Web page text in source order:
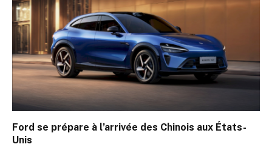
Ford se prépare à l’arrivée des Chinois aux États-
Unis